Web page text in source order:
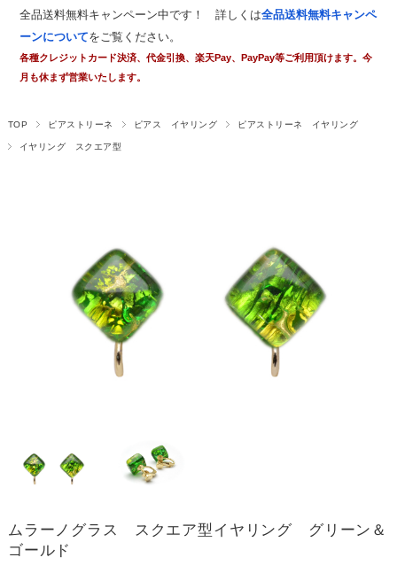
全品送料無料キャンペーン中です！ 詳しくは全品送料無料キャンペ
ーンについてをご覧ください。
各種クレジットカード決済、代金引換、楽天Pay、PayPay等ご利用頂けます。今
月も休まず営業いたします。
TOP ピアストリーネ ピアス イヤリング ピアストリーネ イヤリング
イヤリング スクエア型
ムラーノグラス スクエア型イヤリング グリーン＆
ゴールド